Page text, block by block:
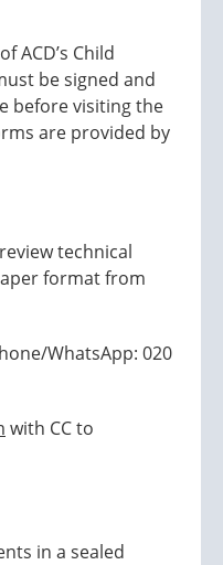
ACD’s Child
be signed and
before visiting the
are provided by
technical
format from
WhatsApp: 020
with CC to
in a sealed